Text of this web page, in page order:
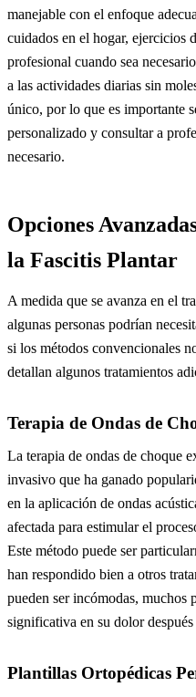
manejable con el enfoque
cuidados en el hogar, ejercicios
profesional cuando sea
a las actividades diarias sin
único, por lo que es importante
personalizado y consultar a
necesario.
Opciones
la Fascitis Plantar
A medida que se avanza en el
algunas personas podrían
si los métodos convencionales
detallan algunos tratamientos
Terapia de Ondas de
La terapia de ondas de choque
invasivo que ha ganado
en la aplicación de ondas
afectada para estimular el
Este método puede ser
han respondido bien a otros
pueden ser incómodas, muchos
significativa en su dolor después
Plantillas Ortopédicas